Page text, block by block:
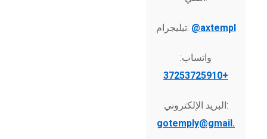
تيليجرام: @axtempl
واتساب:
+37253725910
البريد الإلكتروني:
gotemply@gmail.